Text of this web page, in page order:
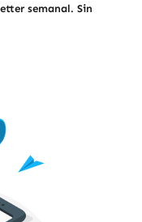
semanal. Sin